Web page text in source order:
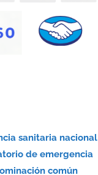
sanitaria nacional
de emergencia
común